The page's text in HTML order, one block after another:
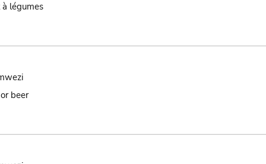
légumes
beer